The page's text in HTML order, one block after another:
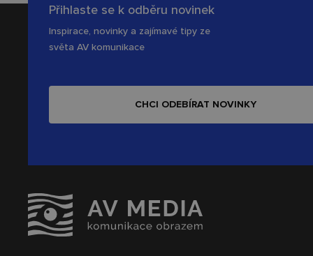
Přihlaste se k odběru novinek
Inspirace, novinky a zajímavé tipy ze
světa AV komunikace
CHCI ODEBÍRAT NOVINKY